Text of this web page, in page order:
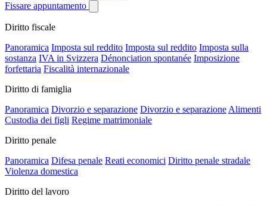
Fissare appuntamento
Diritto fiscale
Panoramica Imposta sul reddito Imposta sul reddito Imposta sulla
sostanza IVA in Svizzera Dénonciation spontanée Imposizione
forfettaria Fiscalità internazionale
Diritto di famiglia
Panoramica Divorzio e separazione Divorzio e separazione Alimenti
Custodia dei figli Regime matrimoniale
Diritto penale
Panoramica Difesa penale Reati economici Diritto penale stradale
Violenza domestica
Diritto del lavoro